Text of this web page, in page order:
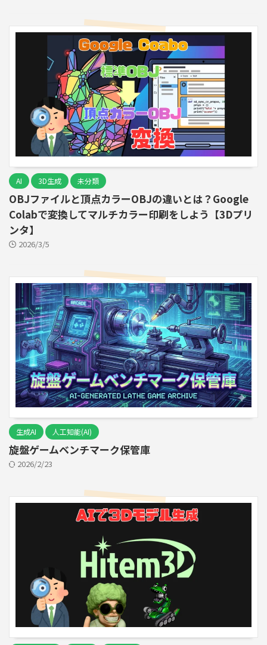
AI 3D生成 未分類
OBJファイルと頂点カラーOBJの違いとは？Google
Colabで変換してマルチカラー印刷をしよう【3Dプリ
ンタ】
2026/3/5
生成AI 人工知能(AI)
旋盤ゲームベンチマーク保管庫
2026/2/23